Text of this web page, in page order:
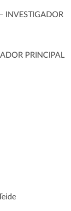
INVESTIGADOR
PRINCIPAL